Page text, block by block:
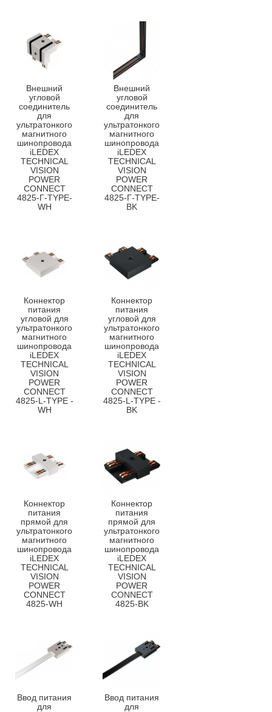
Внешний
угловой
соединитель
для
ультратонкого
магнитного
шинопровода
iLEDEX
TECHNICAL
VISION
POWER
CONNECT
4825-Г-TYPE-
WH
Внешний
угловой
соединитель
для
ультратонкого
магнитного
шинопровода
iLEDEX
TECHNICAL
VISION
POWER
CONNECT
4825-Г-TYPE-
BK
Коннектор
питания
угловой для
ультратонкого
магнитного
шинопровода
iLEDEX
TECHNICAL
VISION
POWER
CONNECT
4825-L-TYPE -
WH
Коннектор
питания
угловой для
ультратонкого
магнитного
шинопровода
iLEDEX
TECHNICAL
VISION
POWER
CONNECT
4825-L-TYPE -
BK
Коннектор
питания
прямой для
ультратонкого
магнитного
шинопровода
iLEDEX
TECHNICAL
VISION
POWER
CONNECT
4825-WH
Коннектор
питания
прямой для
ультратонкого
магнитного
шинопровода
iLEDEX
TECHNICAL
VISION
POWER
CONNECT
4825-BK
Ввод питания
для
Ввод питания
для